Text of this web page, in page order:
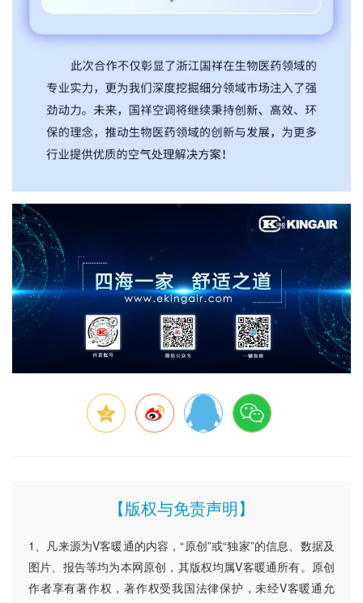
【版权与免责声明】
1、凡来源为V客暖通的内容，“原创”或“独家”的信息、数据及
图片、报告等均为本网原创，其版权均属V客暖通所有。原创
作者享有著作权，著作权受我国法律保护，未经V客暖通允